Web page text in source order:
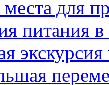
для
питания в